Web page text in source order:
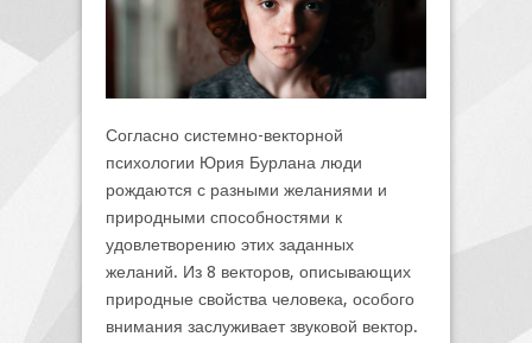
Согласно системно-векторной
психологии Юрия Бурлана люди
рождаются с разными желаниями и
природными способностями к
удовлетворению этих заданных
желаний. Из 8 векторов, описывающих
природные свойства человека, особого
внимания заслуживает звуковой вектор.